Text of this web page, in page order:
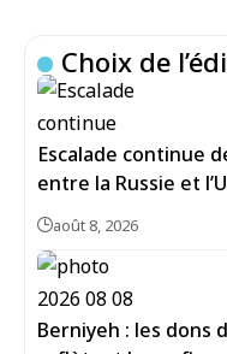
Choix de
Escalade continue
entre la Russie et
août 8, 2026
Berniyeh : les dons